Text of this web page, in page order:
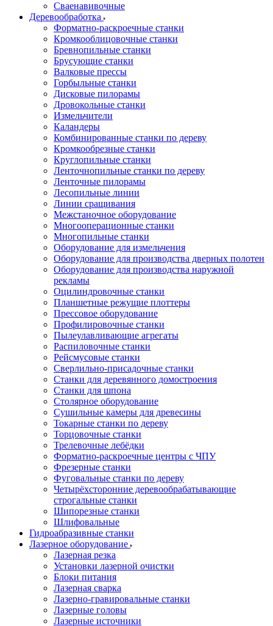
Cваенавивочные
Деревообработка
Форматно-раскроечные станки
Кромкооблицовочные станки
Бревнопильные станки
Брусующие станки
Валковые прессы
Горбыльные станки
Дисковые пилорамы
Дровокольные станки
Измельчители
Каландеры
Комбинированные станки по дереву
Кромкообрезные станки
Круглопильные станки
Ленточнопильные станки по дереву
Ленточные пилорамы
Лесопильные линии
Линии сращивания
Межстаночное оборудование
Многооперационные станки
Многопильные станки
Оборудование для измельчения
Оборудование для производства дверных полотен
Оборудование для производства наружной
рекламы
Оцилиндровочные станки
Планшетные режущие плоттеры
Прессовое оборудование
Профилировочные станки
Пылеулавливающие агрегаты
Распиловочные станки
Рейсмусовые станки
Сверлильно-присадочные станки
Станки для деревянного домостроения
Станки для шпона
Столярное оборудование
Сушильные камеры для древесины
Токарные станки по дереву
Торцовочные станки
Трелевочные лебёдки
Форматно-раскроечные центры с ЧПУ
Фрезерные станки
Фуговальные станки по дереву
Четырёхсторонние деревообрабатывающие
строгальные станки
Шипорезные станки
Шлифовальные
Гидроабразивные станки
Лазерное оборудование
Лазерная резка
Установки лазерной очистки
Блоки питания
Лазерная сварка
Лазерно-гравировальные станки
Лазерные головы
Лазерные источники